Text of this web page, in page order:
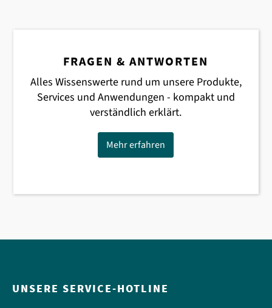
FRAGEN & ANTWORTEN
Alles Wissenswerte rund um unsere Produkte,
Services und Anwendungen - kompakt und
verständlich erklärt.
Mehr erfahren
UNSERE SERVICE-HOTLINE